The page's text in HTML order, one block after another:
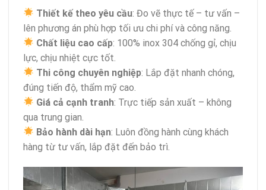
Thiết kế theo yêu cầu: Đo vẽ thực tế – tư vấn –
lên phương án phù hợp tối ưu chi phí và công năng.
Chất liệu cao cấp: 100% inox 304 chống gỉ, chịu
lực, chịu nhiệt cực tốt.
Thi công chuyên nghiệp: Lắp đặt nhanh chóng,
đúng tiến độ, thẩm mỹ cao.
Giá cả cạnh tranh: Trực tiếp sản xuất – không
qua trung gian.
Bảo hành dài hạn: Luôn đồng hành cùng khách
hàng từ tư vấn, lắp đặt đến bảo trì.